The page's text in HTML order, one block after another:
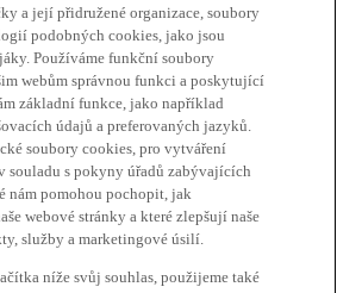
a její přidružené organizace, soubory
podobných cookies, jako jsou
Používáme funkční soubory
webům správnou funkci a poskytující
základní funkce, jako například
údajů a preferovaných jazyků.
soubory cookies, pro vytváření
souladu s pokyny úřadů zabývajících
nám pomohou pochopit, jak
webové stránky a které zlepšují naše
služby a marketingové úsilí.
níže svůj souhlas, použijeme také